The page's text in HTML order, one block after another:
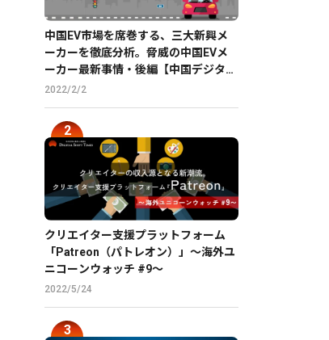
中国EV市場を席巻する、三大新興メ
ーカーを徹底分析。脅威の中国EVメ
ーカー最新事情・後編【中国デジタル
企業最前線】
2022/2/2
クリエイター支援プラットフォーム
「Patreon（パトレオン）」〜海外ユ
ニコーンウォッチ #9〜
2022/5/24